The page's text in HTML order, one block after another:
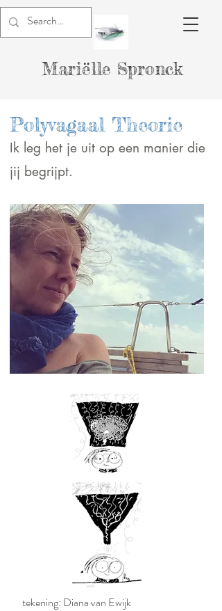
Mariëlle Spronck
Polyvagaal Theorie
Ik leg het je uit op een manier die
jij begrijpt.
tekening: Diana van Ewijk